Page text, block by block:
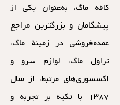
کافه ماگ، به‌عنوان یکی از
پیشگامان و بزرگترین مراجع
عمده‌فروشی در زمینهٔ ماگ،
تراول ماگ، لوازم سرو و
اکسسوری‌های مرتبط، از سال
۱۳۸۷ با تکیه بر تجربه و